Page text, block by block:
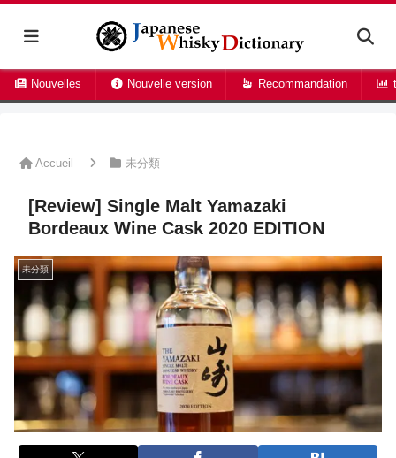
Nouvelles Nouvelle version Recommandation
Accueil 未分類
[Review] Single Malt Yamazaki
Bordeaux Wine Cask 2020 EDITION
未分類